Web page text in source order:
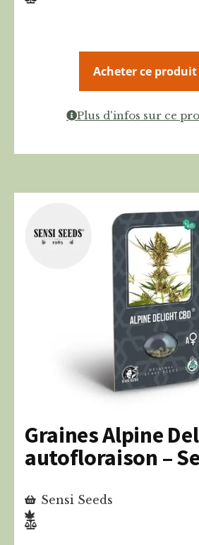
Acheter ce produit
Plus d'infos sur ce
Graines Alpine
autofloraison –
Sensi Seeds